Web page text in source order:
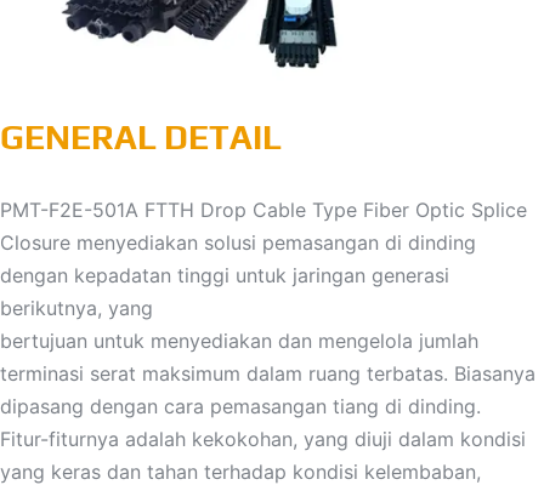
GENERAL DETAIL
PMT-F2E-501A FTTH Drop Cable Type Fiber Optic Splice
Closure menyediakan solusi pemasangan di dinding
dengan kepadatan tinggi untuk jaringan generasi
berikutnya, yang
bertujuan untuk menyediakan dan mengelola jumlah
terminasi serat maksimum dalam ruang terbatas. Biasanya
dipasang dengan cara pemasangan tiang di dinding.
Fitur-fiturnya adalah kekokohan, yang diuji dalam kondisi
yang keras dan tahan terhadap kondisi kelembaban,